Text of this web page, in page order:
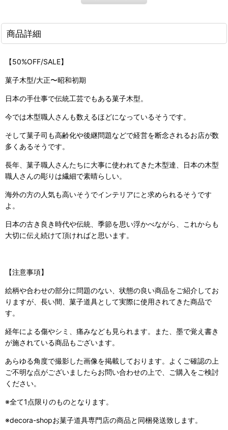
商品詳細
【50%OFF/SALE】
菓子木型/大正〜昭和初期
日本の手仕事で伝統工芸でもある菓子木型。
今では木型職人さんも数えるほどになっているそうです。
そして菓子司も高齢化や後継問題などで経営を断念されるお店が数
多くあるそうです。
長年、菓子職人さんたちに大事に使われてきた木型達、日本の木型
職人さんの彫りは繊細で素晴らしい。
海外の方の人気も高いそうでインテリアにと求められるそうです
よ。
日本の古き良き時代や伝統、季節を思い浮かべながら、これからも
大切に伝え続けて頂ければと思います。
【注意事項】
絵柄や合わせの部分に問題のない、状態の良い商品をご紹介してお
りますが、長い間、菓子道具として実際に使用されてきた商品で
す。
経年による傷やシミ、痛みなども見られます。また、墨で覚え書き
が施されている商品もございます。
あらゆる角度で撮影した画像を掲載しております。よくご確認の上
ご不明な点がございましたらお問い合わせの上で、ご購入をご検討
ください。
※全て1点限りのものとなります。
※decora-shopお菓子道具専門店の商品と同梱発送致します。